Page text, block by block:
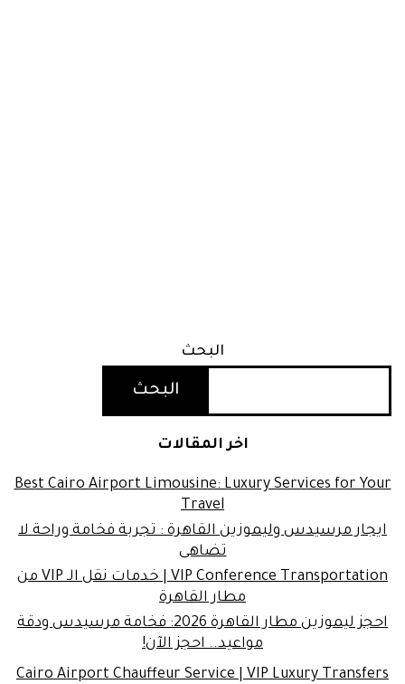
البحث
البحث
اخر المقالات
Best Cairo Airport Limousine: Luxury Services for Your
Travel
ايجار مرسيدس وليموزين القاهرة : تجربة فخامة وراحة لا
تضاهى
VIP Conference Transportation | خدمات نقل الـ VIP من
مطار القاهرة
احجز ليموزين مطار القاهرة 2026: فخامة مرسيدس ودقة
مواعيد.. احجز الآن!
Cairo Airport Chauffeur Service | VIP Luxury Transfers